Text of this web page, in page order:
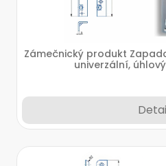
Zámečnický produkt
univerzální, úhlový